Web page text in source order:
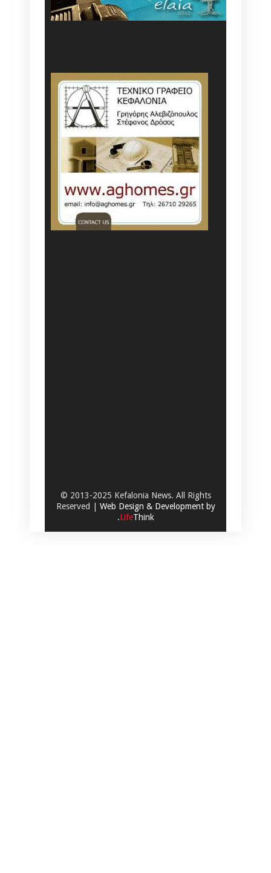
© 2013-2025 Kefalonia News. All Rights
Reserved | Web Design & Development by
.LifeThink